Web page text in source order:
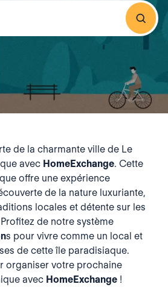
de la charmante ville de Le
avec HomeExchange. Cette
offre une expérience
de la nature luxuriante,
locales et détente sur les
de notre système
s pour vivre comme un local et
de cette île paradisiaque.
organiser votre prochaine
avec HomeExchange !